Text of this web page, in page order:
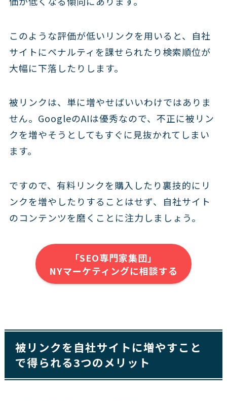
このような評価が低いリンクを用いると、自社
サイトにペナルティを課せられたり検索順位が
大幅に下落したりします。
被リンクは、単に増やせばいいわけではありま
せん。GoogleのAIは優秀なので、不正に被リン
クを増やそうとしてもすぐに見抜かれてしまい
ます。
ですので、有料リンクを購入したり裏技的にリ
ンクを増やしたりすることはせず、自社サイト
のコンテンツを磨くことに注力しましょう。
「SEO専門家集団」
NYマーケティングに相談する
被リンクを自社サイトに増やすこと
で得られる3つのメリット